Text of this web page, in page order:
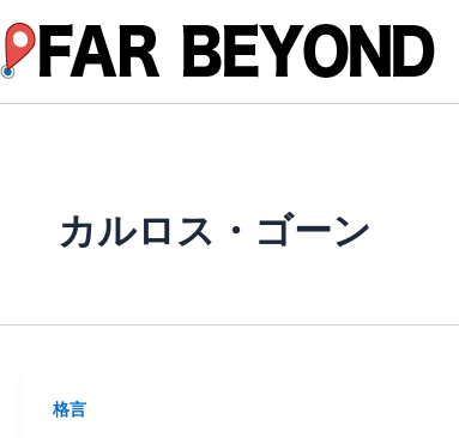
容
を
ス
カルロス・ゴーン
格言